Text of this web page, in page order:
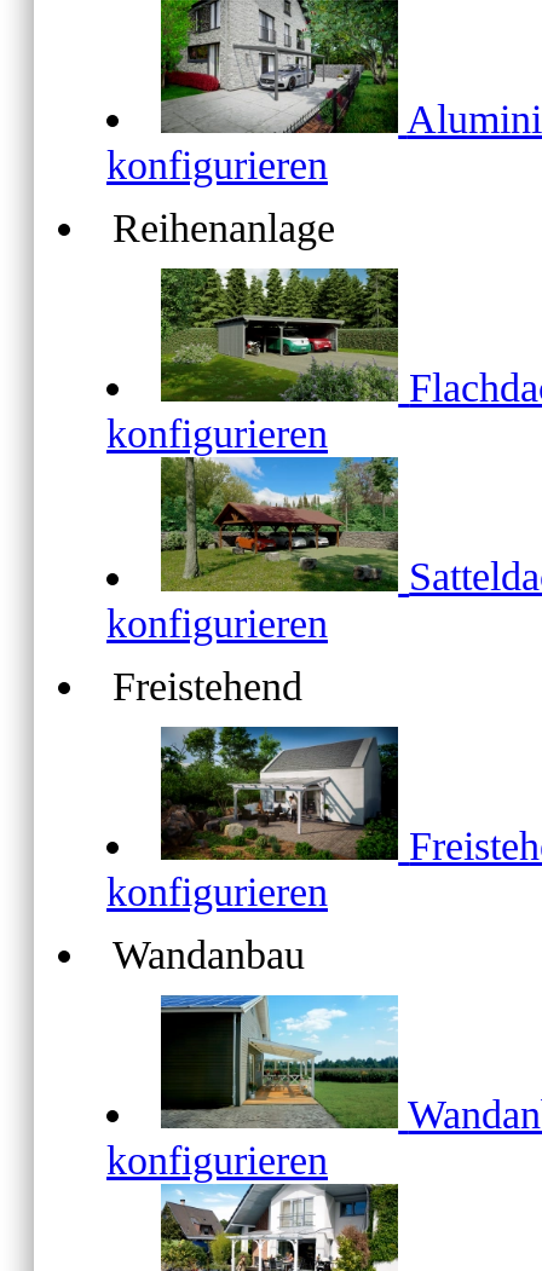
konfigurieren
Reihenanlage
konfigurieren
konfigurieren
Freistehend
konfigurieren
Wandanbau
konfigurieren